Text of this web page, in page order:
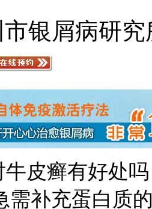
银屑病研究
皮癣有好处
需补充蛋白质